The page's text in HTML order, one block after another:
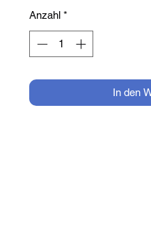
Anzahl *
In den